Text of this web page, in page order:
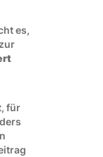
es,
für